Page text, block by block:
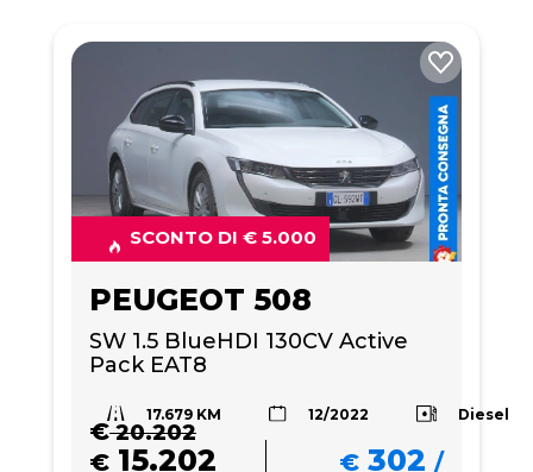
SCONTO DI € 5.000
PEUGEOT 508
SW 1.5 BlueHDI 130CV Active
Pack EAT8
17.679 KM 12/2022 Diesel
€20.202
€ 15.202 € 302 /